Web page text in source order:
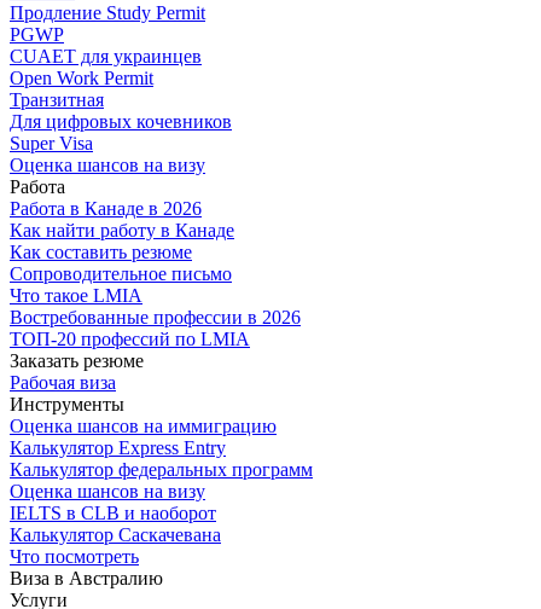
Продление Study Permit
PGWP
CUAET для украинцев
Open Work Permit
Транзитная
Для цифровых кочевников
Super Visa
Оценка шансов на визу
Работа
Работа в Канаде в 2026
Как найти работу в Канаде
Как составить резюме
Сопроводительное письмо
Что такое LMIA
Востребованные профессии в 2026
ТОП-20 профессий по LMIA
Заказать резюме
Рабочая виза
Инструменты
Оценка шансов на иммиграцию
Калькулятор Express Entry
Калькулятор федеральных программ
Оценка шансов на визу
IELTS в CLB и наоборот
Калькулятор Саскачевана
Что посмотреть
Виза в Австралию
Услуги